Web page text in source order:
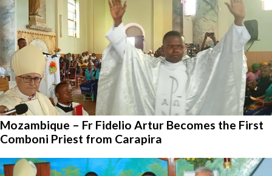
Mozambique – Fr Fidelio Artur Becomes the First
Comboni Priest from Carapira